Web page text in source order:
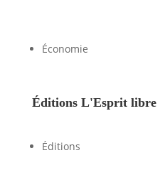
Économie
Éditions L'Esprit libre
Éditions